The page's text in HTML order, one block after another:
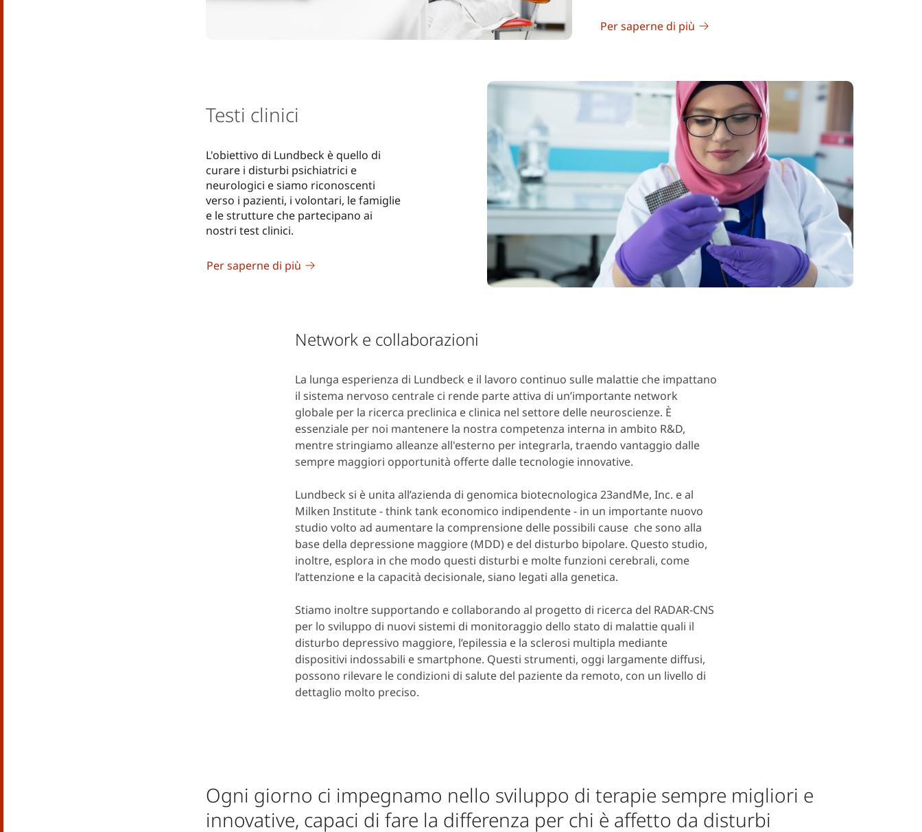
Per saperne di più
Testi clinici
L'obiettivo di Lundbeck è quello di
curare i disturbi psichiatrici e
neurologici e siamo riconoscenti
verso i pazienti, i volontari, le famiglie
e le strutture che partecipano ai
nostri test clinici.
Per saperne di più
Network e collaborazioni
La lunga esperienza di Lundbeck e il lavoro continuo sulle malattie che impattano
il sistema nervoso centrale ci rende parte attiva di un’importante network
globale per la ricerca preclinica e clinica nel settore delle neuroscienze. È
essenziale per noi mantenere la nostra competenza interna in ambito R&D,
mentre stringiamo alleanze all'esterno per integrarla, traendo vantaggio dalle
sempre maggiori opportunità offerte dalle tecnologie innovative.
Lundbeck si è unita all’azienda di genomica biotecnologica 23andMe, Inc. e al
Milken Institute - think tank economico indipendente - in un importante nuovo
studio volto ad aumentare la comprensione delle possibili cause che sono alla
base della depressione maggiore (MDD) e del disturbo bipolare. Questo studio,
inoltre, esplora in che modo questi disturbi e molte funzioni cerebrali, come
l’attenzione e la capacità decisionale, siano legati alla genetica.
Stiamo inoltre supportando e collaborando al progetto di ricerca del RADAR-CNS
per lo sviluppo di nuovi sistemi di monitoraggio dello stato di malattie quali il
disturbo depressivo maggiore, l’epilessia e la sclerosi multipla mediante
dispositivi indossabili e smartphone. Questi strumenti, oggi largamente diffusi,
possono rilevare le condizioni di salute del paziente da remoto, con un livello di
dettaglio molto preciso.
Ogni giorno ci impegnamo nello sviluppo di terapie sempre migliori e
innovative, capaci di fare la differenza per chi è affetto da disturbi